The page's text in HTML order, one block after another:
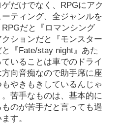
だけでなく、RPGにアク
ティング、全ジャンルを
だと『ロマンシング
ションだと『モンスター
『Fate/stay night』あた
いることは車でのドライ
向音痴なので助手席に座
やきもきしているんじゃ
苦手なものは、基本的に
のが苦手だと言っても過
す。